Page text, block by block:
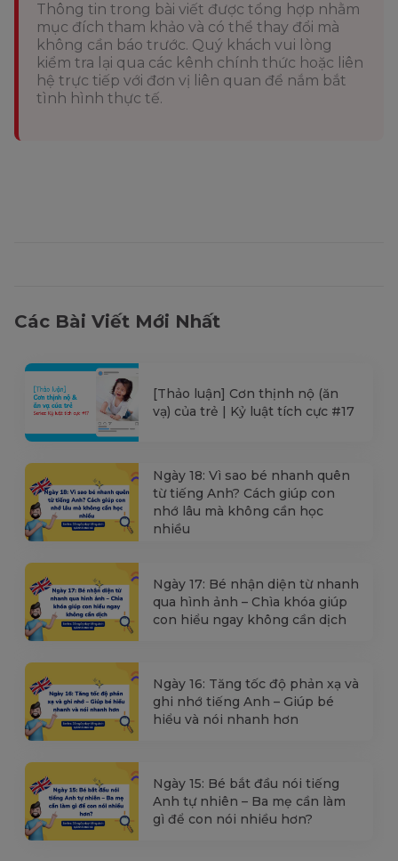
Thông tin trong bài viết được tổng hợp nhằm
mục đích tham khảo và có thể thay đổi mà
không cần báo trước. Quý khách vui lòng
kiểm tra lại qua các kênh chính thức hoặc liên
hệ trực tiếp với đơn vị liên quan để nắm bắt
tình hình thực tế.
Các Bài Viết Mới Nhất
[Thảo luận] Cơn thịnh nộ (ăn
vạ) của trẻ | Kỷ luật tích cực #17
Ngày 18: Vì sao bé nhanh quên
từ tiếng Anh? Cách giúp con
nhớ lâu mà không cần học
nhiều
Ngày 17: Bé nhận diện từ nhanh
qua hình ảnh – Chìa khóa giúp
con hiểu ngay không cần dịch
Ngày 16: Tăng tốc độ phản xạ và
ghi nhớ tiếng Anh – Giúp bé
hiểu và nói nhanh hơn
Ngày 15: Bé bắt đầu nói tiếng
Anh tự nhiên – Ba mẹ cần làm
gì để con nói nhiều hơn?